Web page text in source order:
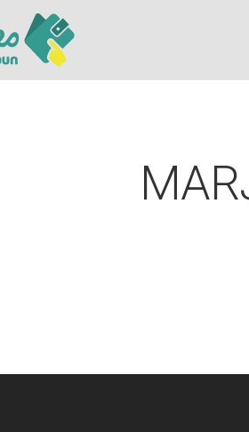
to search or ESC to close